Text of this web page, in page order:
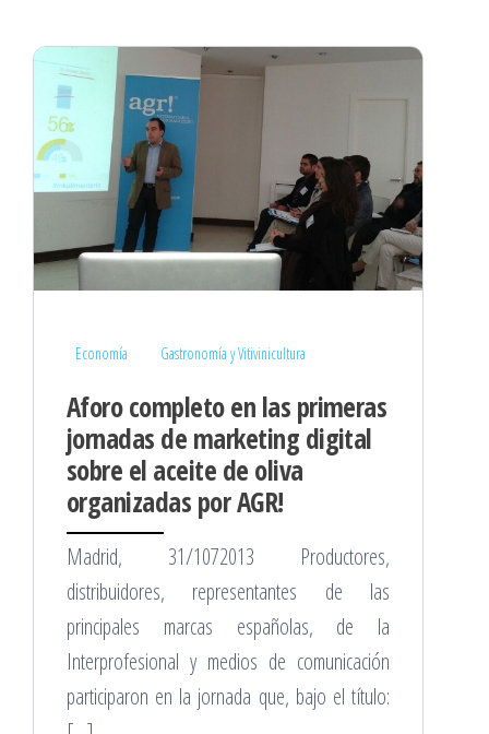
Economía Gastronomía y Vitivinicultura
Aforo completo en las primeras
jornadas de marketing digital
sobre el aceite de oliva
organizadas por AGR!
Madrid, 31/1072013 Productores,
distribuidores, representantes de las
principales marcas españolas, de la
Interprofesional y medios de comunicación
participaron en la jornada que, bajo el título: